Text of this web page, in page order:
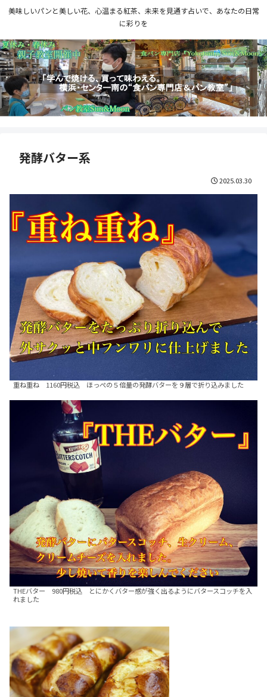
美味しいパンと美しい花、心温まる紅茶、未来を見通す占いで、あなたの日常
に彩りを
発酵バター系
2025.03.30
重ね重ね 1160円税込 ほっぺの５倍量の発酵バターを９層で折り込みました
THEバター 980円税込 とにかくバター感が強く出るようにバタースコッチを入
れました